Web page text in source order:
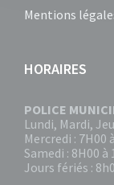
Mentions
HORAIRES
POLICE
Lundi, Mardi,
Mercredi : 7H00
Samedi : 8H00 à
Jours fériés :